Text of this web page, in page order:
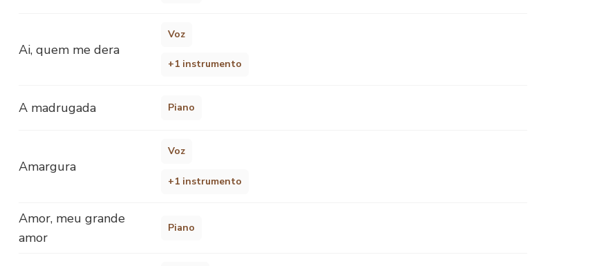
Ai, quem me dera
Voz
+1 instrumento
A madrugada Piano
Amargura
Voz
+1 instrumento
Amor, meu grande
amor
Piano